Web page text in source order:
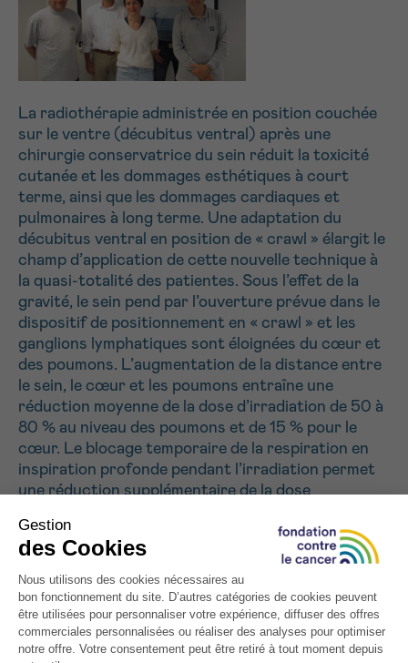
La radiothérapie administrée en position couchée
sur le ventre (décubitus ventral) après une
chirurgie conservatrice du sein réduit la toxicité
cutanée et les dommages esthétiques à court
terme, ainsi que les dommages cardiaques et
pulmonaires à long terme. Une adaptation du
décubitus ventral en position de « crawl » élargit le
champ d’application de cette nouvelle technique à
la quasi-totalité des patientes. Sous l’effet de la
gravité, le sein pend par l’ouverture prévue dans le
dispositif de positionnement en « crawl » et les
ganglions lymphatiques sont éloignées du cœur et
des poumons. L’augmentation de la distance entre
le sein, le cœur et les poumons entraîne une
réduction moyenne de la dose d’irradiation de 50 à
80 % au niveau des poumons et de 15 % pour le
cœur. Le blocage temporaire de la respiration en
inspiration profonde pendant l’irradiation permet
une réduction supplémentaire de la dose
moyenne. Mais pour certaines femmes, ce blocage
temporaire de la respiration est difficile, voire
impossible.
Notre projet vise à apporter des améliorations
techniques pour rendre le blocage respiratoire en
inspiration profonde plus efficace et réalisable par
VOTRE QUESTION
Je souhaite recevoir la Newsletter
J’accepte les
Envoyer